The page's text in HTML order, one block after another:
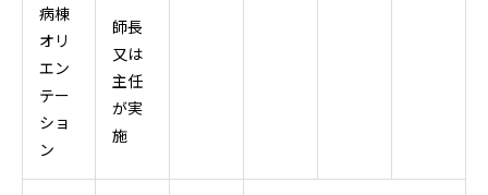
病棟
オリ
エン
テー
ショ
ン
師長
又は
主任
が実
施